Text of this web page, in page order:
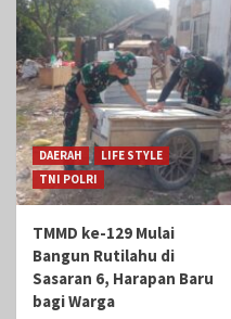
DAERAH
LIFE STYLE
TNI POLRI
TMMD ke-129 Mulai
Bangun Rutilahu di
Sasaran 6, Harapan Baru
bagi Warga